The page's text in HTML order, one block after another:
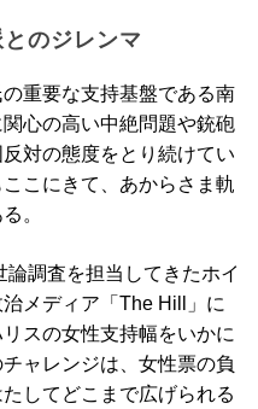
のジレンマ
重要な支持基盤である南
心の高い中絶問題や銃砲
対の態度をとり続けてい
こにきて、あからさま軌
。
調査を担当してきたホイ
メディア「The Hill」に
スの女性支持幅をいかに
ャレンジは、女性票の負
してどこまで広げられる